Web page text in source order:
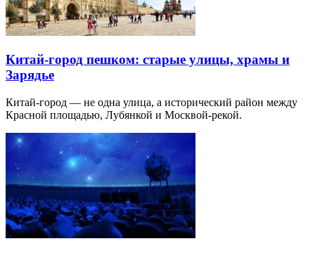
Китай-город пешком: старые улицы, храмы и
Зарядье
Китай-город — не одна улица, а исторический район между
Красной площадью, Лубянкой и Москвой-рекой.